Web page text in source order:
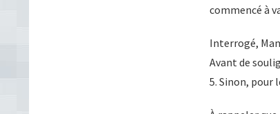
commencé à
Interrogé,
Avant de
5. Sinon, pour